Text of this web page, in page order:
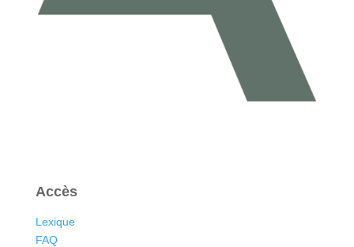
Accès
Lexique
FAQ